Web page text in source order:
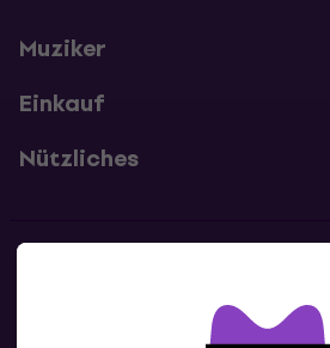
Muziker
Einkauf
Nützliches
Kontaktiere uns